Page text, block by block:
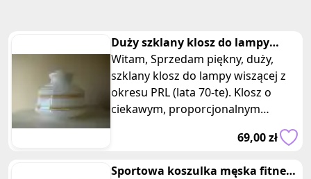
Duży szklany klosz do lampy
wiszącej PRL
Witam, Sprzedam piękny, duży,
szklany klosz do lampy wiszącej z
okresu PRL (lata 70-te). Klosz o
ciekawym, proporcjonalnym
kształcie, wykonany jest z białego
69,00 zł
Sportowa koszulka męska fitness